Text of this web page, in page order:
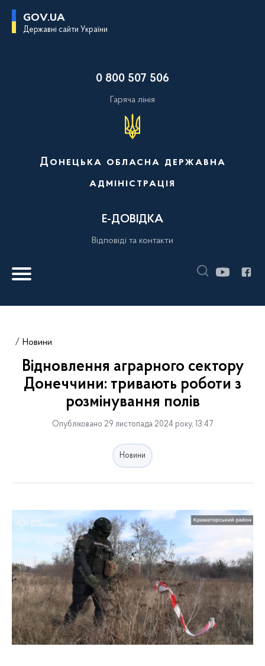
GOV.UA
Державні сайти України
0 800 507 506
Гаряча лінія
Донецька обласна державна
адміністрація
Е-ДОВІДКА
Відповіді та контакти
Новини
Відновлення аграрного сектору
Донеччини: тривають роботи з
розмінування полів
Опубліковано 29 листопада 2024 року, 13:47
Новини